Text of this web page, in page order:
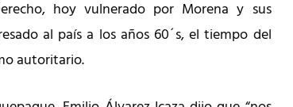
hoy vulnerado por Morena y sus
al país a los años 60´s, el tiempo del
autoritario.